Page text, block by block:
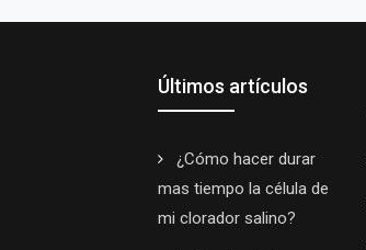
Últimos artículos
¿Cómo hacer durar
mas tiempo la célula de
mi clorador salino?